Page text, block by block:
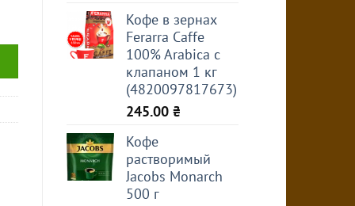
Кофе в зернах
Ferarra Caffe
100% Arabica с
клапаном 1 кг
(4820097817673)
245.00 ₴
Кофе
растворимый
Jacobs Monarch
500 г